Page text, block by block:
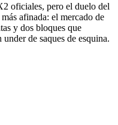
oficiales, pero el duelo del
afinada: el mercado de
y dos bloques que
de saques de esquina.